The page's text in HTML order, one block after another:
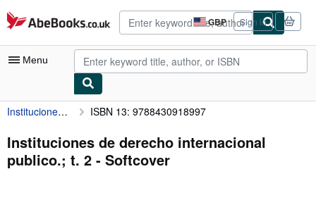
Skip to main content
AbeBooks.co.uk GBP
Site
shopping
preferences
Sign in
Menu
My Account
My Purchases
Advanced Search
Instituciones de derecho internacional publico.; t. 2 ISBN 13: 9788430918997
Instituciones de derecho internacional
publico.; t. 2 - Softcover